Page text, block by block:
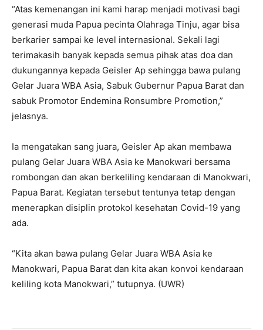
“Atas kemenangan ini kami harap menjadi motivasi bagi
generasi muda Papua pecinta Olahraga Tinju, agar bisa
berkarier sampai ke level internasional. Sekali lagi
terimakasih banyak kepada semua pihak atas doa dan
dukungannya kepada Geisler Ap sehingga bawa pulang
Gelar Juara WBA Asia, Sabuk Gubernur Papua Barat dan
sabuk Promotor Endemina Ronsumbre Promotion,”
jelasnya.
Ia mengatakan sang juara, Geisler Ap akan membawa
pulang Gelar Juara WBA Asia ke Manokwari bersama
rombongan dan akan berkeliling kendaraan di Manokwari,
Papua Barat. Kegiatan tersebut tentunya tetap dengan
menerapkan disiplin protokol kesehatan Covid-19 yang
ada.
“Kita akan bawa pulang Gelar Juara WBA Asia ke
Manokwari, Papua Barat dan kita akan konvoi kendaraan
keliling kota Manokwari,” tutupnya. (UWR)